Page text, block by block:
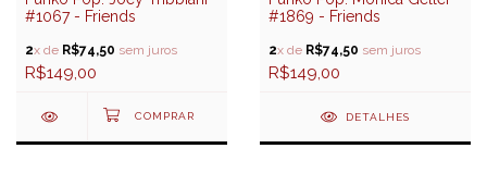
#1067 - Friends
2x de R$74,50 sem juros
R$149,00
#1869 - Friends
2x de R$74,50 sem juros
R$149,00
DETALHES